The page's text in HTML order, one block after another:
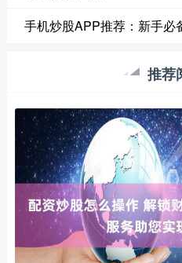
手机炒股APP推荐：新手必
推荐